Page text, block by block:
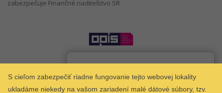
S cieľom zabezpečiť riadne fungovanie tejto webovej lokality
ukladáme niekedy na vašom zariadení malé dátové súbory, tzv.
zabezpečuje Finančné riaditeľstvo SR